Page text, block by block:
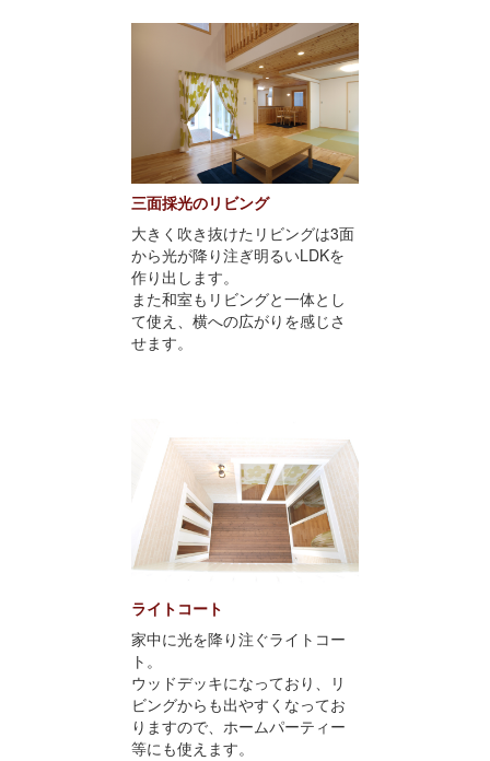
三面採光のリビング
大きく吹き抜けたリビングは3面
から光が降り注ぎ明るいLDKを
作り出します。
また和室もリビングと一体とし
て使え、横への広がりを感じさ
せます。
ライトコート
家中に光を降り注ぐライトコー
ト。
ウッドデッキになっており、リ
ビングからも出やすくなってお
りますので、ホームパーティー
等にも使えます。